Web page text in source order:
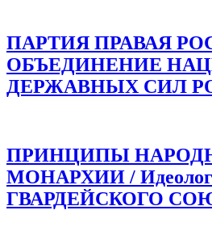
ПАРТИЯ ПРАВАЯ
ОБЪЕДИНЕНИЕ
ДЕРЖАВНЫХ СИЛ
ПРИНЦИПЫ
МОНАРХИИ /
ГВАРДЕЙСКОГО